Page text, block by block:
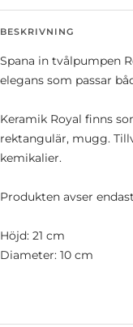
BESKRIVNING
Spana in tvålpumpen
elegans som passar
Keramik Royal finns
rektangulär, mugg.
kemikalier.
Produkten avser
Höjd: 21 cm
Diameter: 10 cm